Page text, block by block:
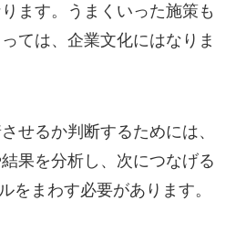
ます。うまくいった施策も
ては、企業文化にはなりま
せるか判断するためには、
果を分析し、次につなげる
をまわす必要があります。